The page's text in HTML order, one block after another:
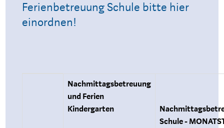
Ferienbetreuung Schule bitte hier
einordnen!
Betragsbereich Betrag
Nachmittagsbetreuung
und Ferien
Kindergarten
Schule -